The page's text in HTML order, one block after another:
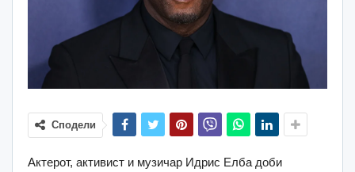
Сподели
Актерот, активист и музичар Идрис Елба доби